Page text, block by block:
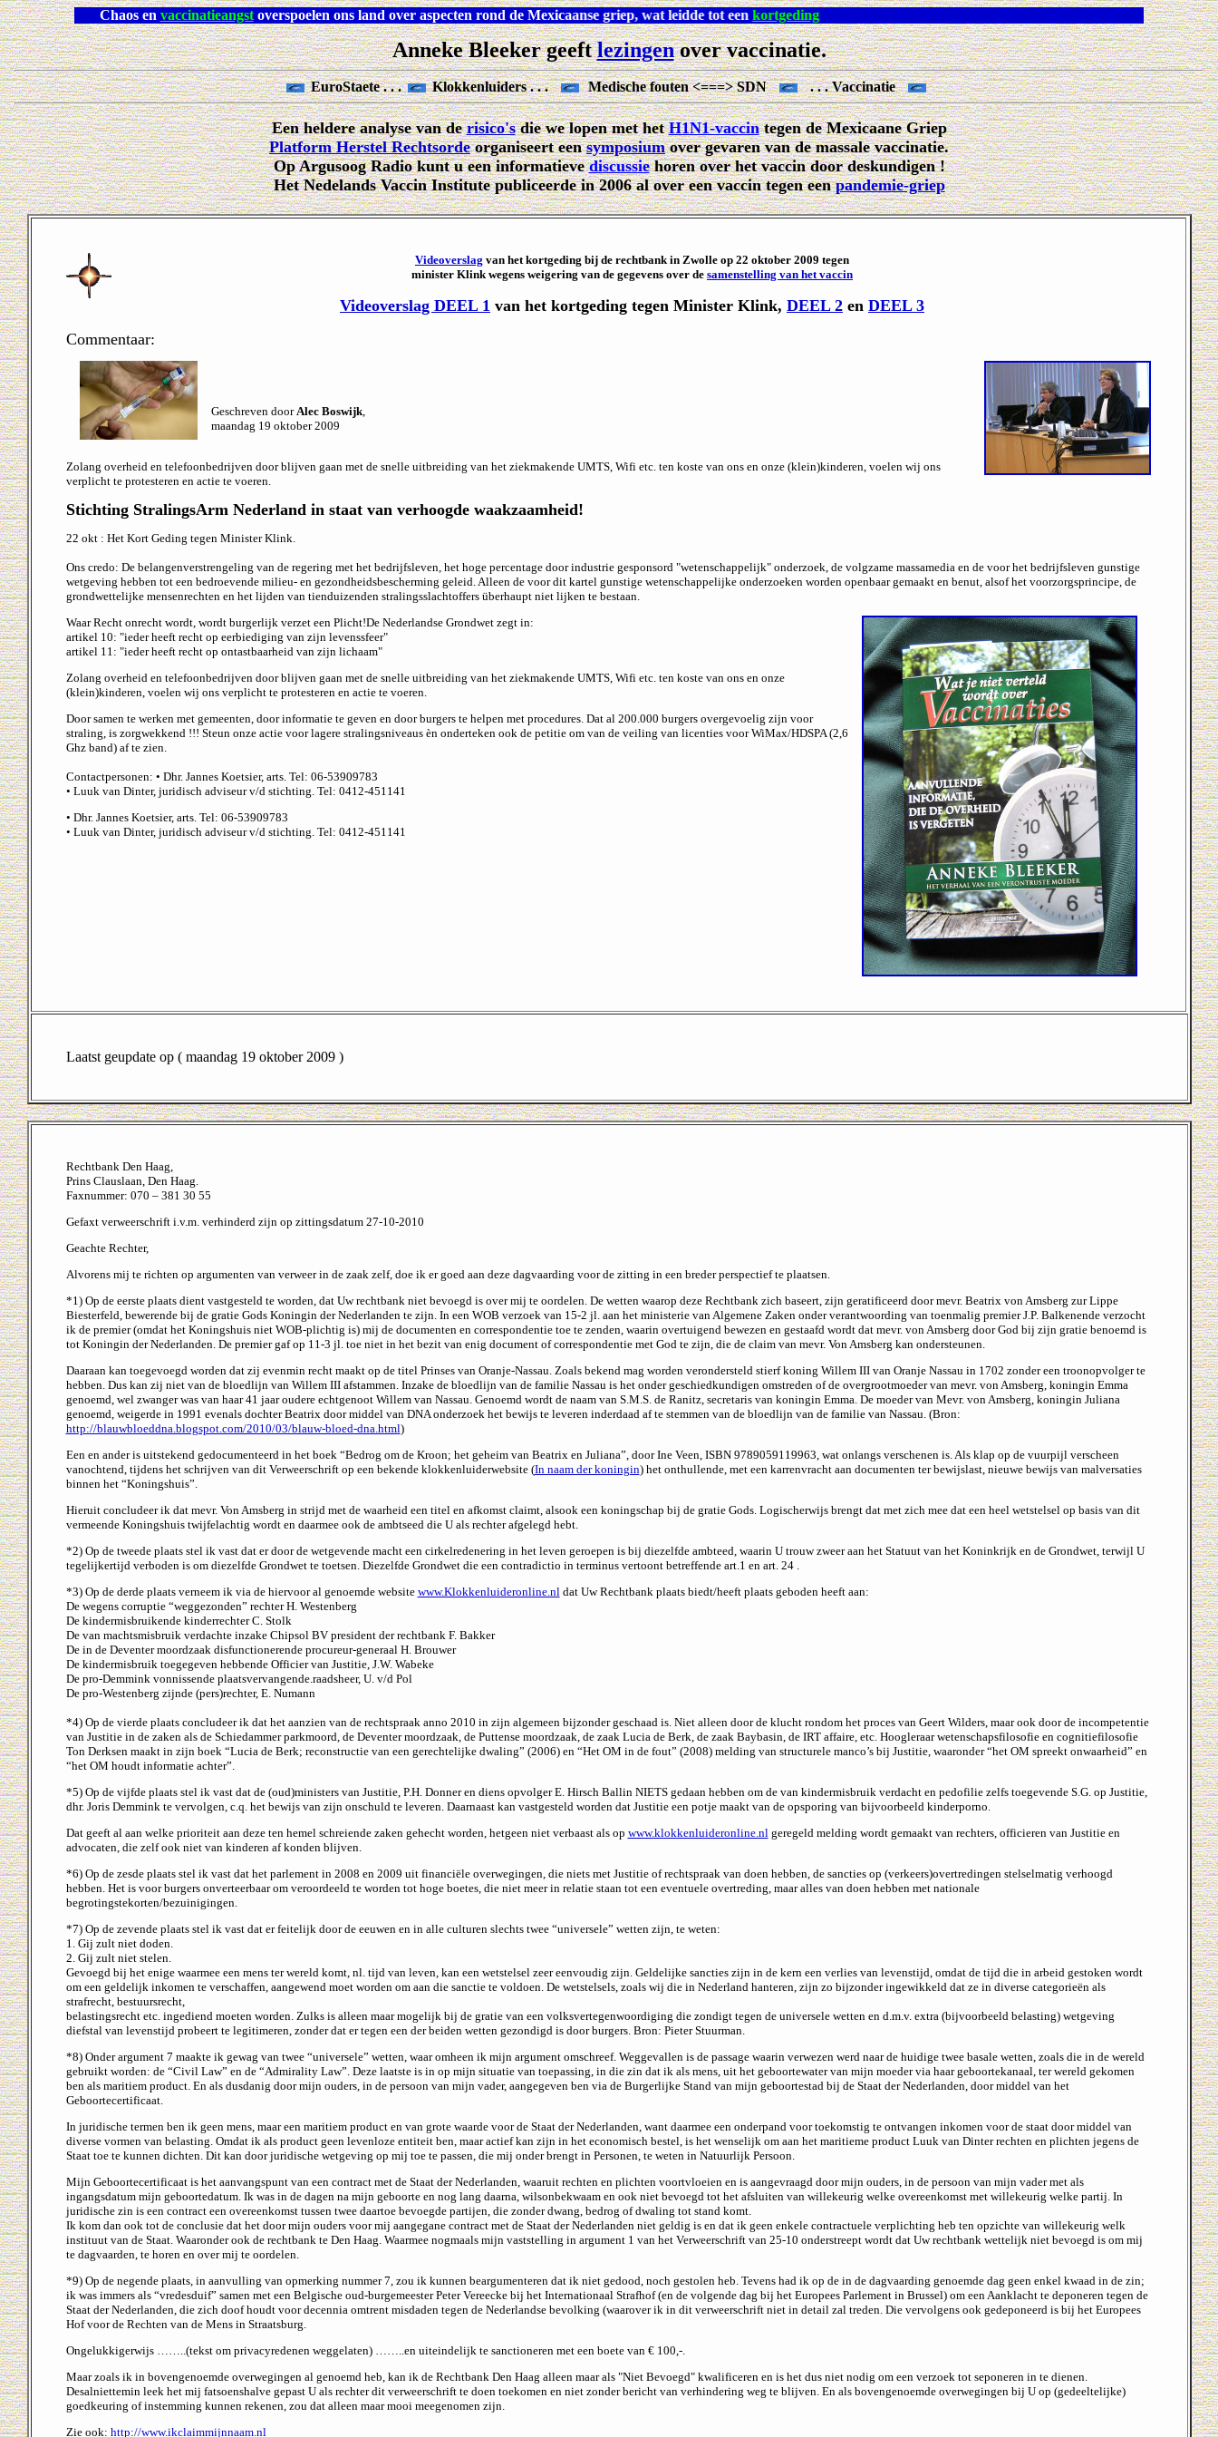
Chaos envaccinatieangstoverspoelen ons land over aspecten rond de Mexicaanse griep, wat leidde tot eenkortgeding
Anneke Bleeker geeftlezingenover vaccinatie.
EuroStaete . . . Klokkenluiders . . . Medische fouten <===> SDN . . . Vaccinatie
Een heldere analyse van derisico'sdie we lopen met hetH1N1-vaccintegen de Mexicaane Griep
Platform Herstel Rechtsordeorganiseert eensymposiumover gevaren van de massale vaccinatie.
Op Argusoog Radio kunt u een informatievediscussiehoren over het vaccin door deskundigen !
Het Nedelands Vaccin Institute publiceerde in 2006 al over een vaccin tegen eenpandemie-griep
Videoverslag van het kortgeding bij de rechtbank in Zwolle op 22 oktober 2009 tegen
minister Klink wegens weigering van de gegevens over de samenstelling van het vaccin
Videoverslag DEEL 1 van het kortgeding tegen Minister Klink, DEEL 2 en DEEL 3
Commentaar:
Geschreven doorAlec Boswijk,
maandag 19 oktober 2009
Zolang overheid en telefoonbedrijven door blijven gaan met de snelle uitbreiding van het ziekmakende UMTS, Wifi etc. ten koste van ons en onze (klein)kinderen, voelen wij ons
verplicht te protesteren en actie te voeren.
Stichting StralingsArm Nederland in staat van verhoogde waakzaamheid!
22 okt : Het Kort Geding tegen Minister Klink.
Ons credo: De belangenverstrengeling van de regering met het bedrijfsleven, het hoge percentage door industrie gesponsord "wetenschappelijk" onderzoek, de volgzame massamedia en de voor het bedrijfsleven gunstige
wetgeving hebben tot een bedroevende milieu- en gezondheidsbescherming geleid. Alleen de voor dit kartel gunstige wetenschappelijke onderzoeken worden openbaar gemaakt en benut, alsof het voorzorgsprincipe, de
grondwettelijke mensenrechten en het lijden van tienduizenden stralingsslachtoffers überhaupt niet lijken te bestaan.
Waar Recht onrecht wordt, wordt burgerlijk verzet een Plicht!De Nederlandse Grondwet zegt in:
artikel 10: "ieder heeft recht op eerbiediging van zijn levenssfeer"
artikel 11: "ieder heeft recht op ontastbaarheid van zijn lichaam"
Zolang overheid en telefoonbedrijven door blijven gaan met de snelle uitbreiding van het ziekmakende UMTS, Wifi etc. ten koste van ons en onze
(klein)kinderen, voelen wij ons verplicht te protesteren en actie te voeren.
Door samen te werken met gemeenten, door informatie te geven en door burgers te helpen met procedures. Dat al 200.000 burgers overgevoelig zijn voor
straling, is zorgwekkend !!! Steun onze actie voor lagere stralingsniveaus èn onderteken ook de petitie om van de veiling van licenties voor WiMax/HDSPA (2,6
Ghz band) af te zien.
Contactpersonen: • Dhr. Jannes Koetsier, arts. Tel: 06-53909783
• Luuk van Dinter, juridisch adviseur v/d stichting. Tel: 0412-451141
• Dhr. Jannes Koetsier, arts. Tel: 06-53909783
• Luuk van Dinter, juridisch adviseur v/d stichting. Tel: 0412-451141
Laatst geupdate op ( maandag 19 oktober 2009 )
Rechtbank Den Haag,
Prins Clauslaan, Den Haag.
Faxnummer: 070 – 381 30 55
Gefaxt verweerschrift i.v.m. verhinderd zijn op zittingsdatum 27-10-2010
Geachte Rechter,
Alvorens mij te richten op argumenten van verweer in de zaak zelf, doe ik er goed aan deze dagvaarding voor de zitting in een breder perspectief te plaatsen.
*1) Op de eerste plaats dient vastgesteld te worden, dat Uw rechtbank niet bevoegd is over mij te oordelen. De wetten waarop deze Rechtbank zich baseert, zijn geratificeerd door mevr. Beatrix von Amsberg zur Lippe
Biesterfeld, bewerende bij de gratie Gods Koningin der Nederlanden te zijn. In een WOB verzoek van 15-2 jl. aan het ministerie van Algemene Zaken onder verantwoording van toenmalig premier J.P. Balkenende verzocht
ik de premier (omdat het Koningshuis niet WOB-plichtig is) mij de documenten en correspondentie toe te zenden, waarin overtuigend bewezen en gestaafd wordt dat mevr. von Amsberg door God bij zijn gratie benoemd is
tot Koningin der Nederlanden. De premier gaf op 11-3 jl. toe niet in het bezit van enig document of correspondentie met God te zijn, die de claim van mevr. Von Amsberg kan ondersteunen.
Daaraan kan toegevoegd worden dat zij evenmin recht maakt op de titel Prinses van Oranje-Nassau. Zoals bekend mag worden verondersteld stierf koning Willem III van Oranje Nassau in 1702 zonder een troonopvolger te
hebben. Dus kan zij niet van de bloedlijn van Willem III afstammen. Inzake de bloedlijn van de familie Nassau is het onder geschiedkundigen omstreden of de overgrootmoeder van mevr. von Amsberg, koningin Emma
genoemd, wel zwanger was van haar 41 jaar oudere echtgenoot Willem van Nassau. Genoemd wordt de naam van S.M.S. de Ranitz, secretaris van koningin Emma. De moeder van Mevr. von Amsberg, koningin Juliana
genoemd, weigerde in 1991 evenals dochter Beatrix door middel van DNA onderzoek het bewijs te leveren inderdaad af te stemmen van de bloedlijn van de familie van Nassau. (Bron:
http://blauwbloeddna.blogspot.com/2010/03/blauw-bloed-dna.html)
Een en ander is uitstekend gedocumenteerd in het boek “Bedrog om de Kroon; het geheim van Beatrix en Juliana”, door Ine Veen, ISBN 9789059119963, wat onlangs verschenen is. Als klap op de vuurpijl verscheen
vanochtend, tijdens het schrijven van dit Verweerschrift op een bekende klokkenluiderwebsite (In naam der koningin) het onthullende, met een karrenvracht aan documenten ter bewijslast, nieuwe bewijs van malversaties
binnen het “Koningshuis”.
Hieruit concludeer ik dat mevr. Von Amsberg in strijd met de waarheid een titel en afkomst claimt, alsook een koningschap bij de gratie Gods. Logischerwijs brengt dat met zich mee dat een heel wetstelsel op basis van dit
vermeende Koningshuis twijfelachtig wordt en daarmee ook de ambtseed die U als rechter afgelegd hebt.
*2) Op de tweede plaats stel ik vast dat er door de wetgevende macht een cirkelredenering in het leven geroepen is bij diezelfde ambteed, waarin U trouw zweer aan het Statuut van het Koninkrijk en de Grondwet, terwijl U
tegelijkertijd verboden is om diezelfde Grondwet te toetsen. Diezelfde Grondwet die een contradictio in terminus vertoont betreffende art.1 en art. 24 .
*3) Op de derde plaats verneem ik via de hiervoor al genoemde website www.Klokkenluideronline.nldat Uw Rechtbank plaats biedt/heeft plaats geboden heeft aan:
De wegens corruptie “weggezonden” rechter H. Westenberg
De kindermisbruikende kinderrechter C. Stolk
De van machtsmisbruik verdachte inzake Chipsol BV president der rechtbank F. Bakker
De in de Deventer moordzaak disfunctionerende procureur-generaal H. Brouwer
De kindermisbruik toegegeven hebbende Officier van Justitie, J.W. Wabeke
De pro-Demmink vonnissende plaatsvervangende.raadsheer, U. v/d Pol
De pro-Westenberg zijnde (pers)rechter, E. Numann
*4) Op de vierde plaats concludeer ik dat het aanzien van de rechtspraak anno 2010 in zijn algemeen bijzonder geschaad is. Niet alleen door de klucht rondom het proces van Geert Wilders, maar ook door de incompetentie
van Justitie in de zaken als de Schiedammer parkmoord, de Deventer moordzaak, de Puttense moordzaak, de zaak Lucia de Berk, de zaak Baybasin, de IRT affaire, etc. Hoogleraar wetenschapsfilosofie en cognitiefilosofie
Ton Derksen maakt in zijn boek “Lucia de Berk; reconstructie van een gerechtelijke dwaling” (2006) en “Het OM in de fout” (2008) melding van structurele manco’s bij Justitie, waaronder “het OM spreekt onwaarheid” en
“het OM houdt informatie achter”.
*5) Op de vijfde plaats stel ik vast dat de (oud)ministers van Justitie, P.H. Donner en diens opvolger E. Hirsch Ballin NIETS gedaan hebben om de van kindermisbruik verdacht en pedofilie zelfs toegevende S.G. op Justitie,
dhr. Joris Demmink te vervolgen, c.q. het bewijs van zijn onschuld te leveren. Daarnaast kan vastgesteld worden dat Justitie een potje maakt van de opsporing van bijvoorbeeld kinderporno.
Dat geeft al aan welke prioriteit aan deze ten hemel schreiende zaken gehecht worden, hetgeen niet verbaast als op www.klokkenluideronline.nlgeregeld melding wordt gemaakt van rechters, officieren van Justitie en
advocaten, die zelf ook niet van kinderen af konden blijven.
*6) Op de zesde plaats stel ik vast dat het parlement in 2008 en 2009 uit financiële overwegingen, die niets met Justitie of rechtspraak van doen hebben, de sancties op (verkeers)overtredingen stelselmatig verhoogd
hebben. Het is voor burgers onverteerbaar om veroordeeld te worden tot hoge boetes, die niet meer in relatie staan tot een eventuele overtreding, maar alles van doen hebben met nationale
begrotingstekorten/bezuinigingen.
*7) Op de zevende plaats stel ik vast dat er feitelijk door de eeuwen en in alle culturen slechts twee “universele” wetten zijn, te weten:
1. Gij zult niet doden.
2. Gij zult niet stelen.
Gevoegd bij het enige waarmee een mens ter wereld komt, nl. tijd van leven, kan een wetstelsel zeer eenvoudig zijn. Geldelijke sancties zijn in de kern een verlies van levenstijd, omdat de tijd die in arbeid gestoken wordt
om een geldelijk inkomen te verschaffen, aangewend moet worden om aan die sanctie te voldoen. De wetstelsels, zoals wij die in Nederland hanteren, zijn zo bijzonder ingewikkeld dat ze in diverse categorieën als
strafrecht, bestuursrecht,
belastingsrecht etc. ingediend moeten worden. Zulks is alleen maar mogelijk bij de gratie van een volksvertegenwoordiging die zondigt tegen de universele wetten en d.m.v. extra (bijvoorbeeld belasting) wetgeving
diefstal van levenstijd probeert te legitimeren, zonder dat er tegen een der beiden wetten gezondigd is door burgers. Bron: Pieter Stuurman.
*8) Onder argument 7 maakte ik gewag van twee “universele” wetten, waar omheen ik mijn argument omschreef. Weggevallen is de passage waarin verwezen werd naar de huidige twee basale wetten, zoals die in de wereld
gebruikt worden: de “Civil Law” en de “Admirality Law”. Deze laatste is in op mijn situatie van toepassing, in die zin dat ik als mens, uit het geboortewater van mijn moeder via haar geboortekanaal, ter wereld gekomen
ben als maritiem product. En als dusdanig door mijn ouders, in de persoon van mijn vader, aangegeven ben via de Burgerlijke Stand van mijn geboortestad bij de Staat der Nederlanden, door middel van het
Geboortecertificaat.
In juridische termen ben ik geen mens, maar een maritiem product en van grote waarde voor de Staat der Nederlanden, want daarmee een onderpand voor toekomstig te ontvangen inkomen voor de staat door middel van
diverse vormen van belasting. Omdat ik als product geen levenloze entiteit ben, maar actief kan zijn in het economisch bestel, is het wenselijk om aan het maritieme product Luuk van Dinter rechten en plichten jegens de
Staat toe te kunnen dichten. Dit kan door juridische wetgeving op mij toe te passen, die mij onder brengt in Personen, te weten in Natuurlijk Persoon.
Mijn Geboortecertificaat is het aanvangspunt van een contract met de Staat der Nederlanden, waaruit rechten en plichten voortvloeien en is aangevraagd door mijn ouders, in de persoon van mijn vader met als
ingangsdatum mijn geboortedatum. Ik was in de dagen na mijn geboorte en nog lang daarna, wilsonbekwaam en ook niet bevoegd tot het afsluiten van willekeurig welke overeenkomst met willekeurig welke partij. In
juridische zin is een contract een overeenkomst tussen twee daartoe bevoegde partijen, die zonder dwang, bedrog of dwaling tot stand komt.
Ik kom dan ook tot de conclusie dat het door mijn ouders voor mij aangegane contract met de Staat der Nederlanden niet geldig is en dat ik geen enkele contractuele verplichting heb ten opzichte van willekeurig welk
instituut van de Staat. Waaronder ook de rechtbank te Den Haag. Waarmee nogmaals mijn vaststelling in argument 1 van het Verweerschrift van 25-10 onderstreept wordt dat Uw rechtbank wettelijk niet bevoegd is om mij
te dagvaarden, te horen en over mij te oordelen.
*9) Op de negende plaats, in aanvulling van opmerking nummer 7, zou ik kunnen beargumenteren dat ik niet gedood, noch gestolen heb. Tevens had ik op de in de dagvaarding genoemde dag geen enkel kwaad in de zin;
ik was immers als “vredesduif” samen met een Belgische oud-burgemeester Peter Vereecke bij het Internationaal Strafhof (en de volgende dag bij het Europees Parlement in Brussel) om een Aanklacht te deponeren tegen de
Staat der Nederlanden, die zich doof houdt voor decennia omtrent misdaden tegen de Nederlandse bevolking (waarover ik in dit verweerschrift niet in detail zal treden. Die vervolgens ook gedeponeerd is bij het Europees
Hof voor de Rechten van de Mens in Straatsburg.
Ongelukkigerwijs ……..(tekst om privacyredenen weggelaten) ……..en uiteindelijk te sanctioneren met een boete van € 100,-.
Maar zoals ik in bovengenoemde overwegingen al genoemd heb, kan ik de Rechtbank Den Haag alleen maar als "Niet Bevoegd" kwalificeren en is het dus niet nodig om een verzoek tot seponeren in te dienen.
Desalniettemin leek het mij fatsoenshalve gepast U als rechter dit verweerschrift te doen toekomen en niet zonder bericht van verhindering weg te blijven. En als bovengenoemde overwegingen bij U op (gedeeltelijke)
goedkeuring of instemming kunnen rekenen, zou dat alleen maar mooi meegenomen zijn.
Zie ook: http://www.ikclaimmijnnaam.nl